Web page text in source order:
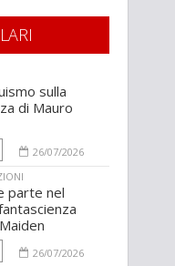
sulla
di Mauro
26/07/2026
parte nel
26/07/2026